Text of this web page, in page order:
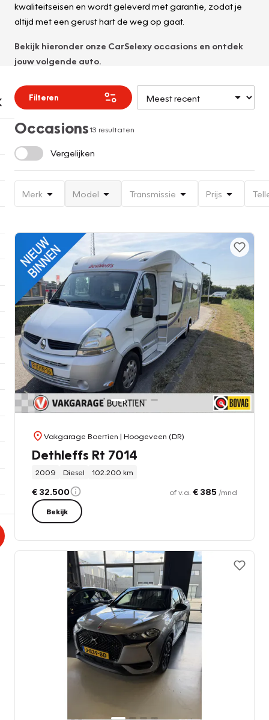
kwaliteitseisen en wordt geleverd met garantie, zodat je
altijd met een gerust hart de weg op gaat.
Bekijk hieronder onze CarSelexy occasions en ontdek
jouw volgende auto.
Filteren
Occasions13 resultaten
Vergelijken
Merk Model Transmissie Prijs
Vakgarage Boertien | Hoogeveen (DR)
Dethleffs Rt 7014
2009 Diesel 102.200 km
€ 32.500 of v.a. € 385 /mnd
Bekijk